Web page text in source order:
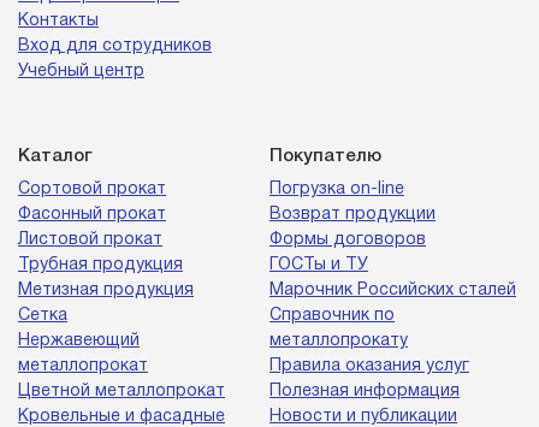
Контакты
Вход для сотрудников
Учебный центр
Каталог
Сортовой прокат
Фасонный прокат
Листовой прокат
Трубная продукция
Метизная продукция
Сетка
Нержавеющий
металлопрокат
Цветной металлопрокат
Кровельные и фасадные
Покупателю
Погрузка on-line
Возврат продукции
Формы договоров
ГОСТы и ТУ
Марочник Российских сталей
Справочник по
металлопрокату
Правила оказания услуг
Полезная информация
Новости и публикации